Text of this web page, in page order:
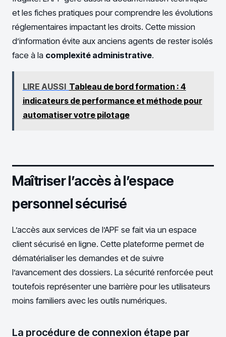
et les fiches pratiques pour comprendre les évolutions
réglementaires impactant les droits. Cette mission
d’information évite aux anciens agents de rester isolés
face à la complexité administrative.
LIRE AUSSI Tableau de bord formation : 4
indicateurs de performance et méthode pour
automatiser votre pilotage
Maîtriser l’accès à l’espace
personnel sécurisé
L’accès aux services de l’APF se fait via un espace
client sécurisé en ligne. Cette plateforme permet de
dématérialiser les demandes et de suivre
l’avancement des dossiers. La sécurité renforcée peut
toutefois représenter une barrière pour les utilisateurs
moins familiers avec les outils numériques.
La procédure de connexion étape par